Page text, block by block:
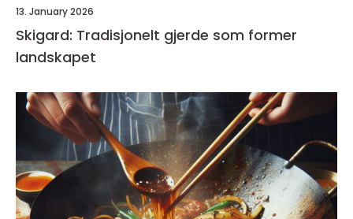
13. January 2026
Skigard: Tradisjonelt gjerde som former
landskapet